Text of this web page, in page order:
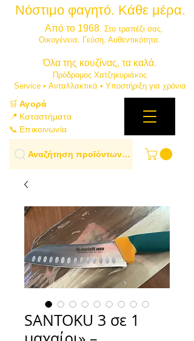
Νόστιμο φαγητό. Κάθε μέρα.
Από το 1968. Στο τραπέζι σας.
​Οικογένεια. Γεύση. Αυθεντικότητα.
​Όλα της κουζίνας, τα καλά.
Πρόδρομος Χατζηκυριάκος
​Service • Ανταλλακτικά • Υποστήριξη για χρόνια
🛒Αγορά
📍 Καταστήματα
📞 Επικοινωνία
Αναζήτηση προϊόντων…
SANTOKU 3 σε 1